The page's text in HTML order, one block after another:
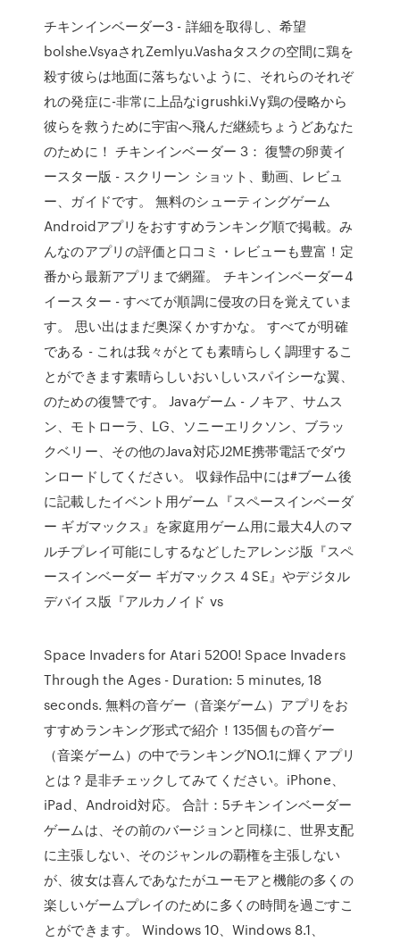
チキンインベーダー3 - 詳細を取得し、希望
bolshe.VsyaされZemlyu.Vashaタスクの空間に鶏を
殺す彼らは地面に落ちないように、それらのそれぞ
れの発症に-非常に上品なigrushki.Vy鶏の侵略から
彼らを救うために宇宙へ飛んだ継続ちょうどあなた
のために！ チキンインベーダー 3： 復讐の卵黄イ
ースター版 - スクリーン ショット、動画、レビュ
ー、ガイドです。 無料のシューティングゲーム
Androidアプリをおすすめランキング順で掲載。み
んなのアプリの評価と口コミ・レビューも豊富！定
番から最新アプリまで網羅。 チキンインベーダー4
イースター - すべてが順調に侵攻の日を覚えていま
す。 思い出はまだ奥深くかすかな。 すべてが明確
である - これは我々がとても素晴らしく調理するこ
とができます素晴らしいおいしいスパイシーな翼、
のための復讐です。 Javaゲーム - ノキア、サムス
ン、モトローラ、LG、ソニーエリクソン、ブラッ
クベリー、その他のJava対応J2ME携帯電話でダウ
ンロードしてください。 収録作品中には#ブーム後
に記載したイベント用ゲーム『スペースインベーダ
ー ギガマックス』を家庭用ゲーム用に最大4人のマ
ルチプレイ可能にしするなどしたアレンジ版『スペ
ースインベーダー ギガマックス 4 SE』やデジタル
デバイス版『アルカノイド vs
Space Invaders for Atari 5200! Space Invaders
Through the Ages - Duration: 5 minutes, 18
seconds. 無料の音ゲー（音楽ゲーム）アプリをお
すすめランキング形式で紹介！135個もの音ゲー
（音楽ゲーム）の中でランキングNO.1に輝くアプリ
とは？是非チェックしてみてください。iPhone、
iPad、Android対応。 合計：5チキンインベーダー
ゲームは、その前のバージョンと同様に、世界支配
に主張しない、そのジャンルの覇権を主張しない
が、彼女は喜んであなたがユーモアと機能の多くの
楽しいゲームプレイのために多くの時間を過ごすこ
とができます。 Windows 10、Windows 8.1、